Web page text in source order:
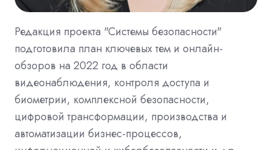
Редакция проекта "Системы безопасности"
подготовила план ключевых тем и онлайн-
обзоров на 2022 год в области
видеонаблюдения, контроля доступа и
биометрии, комплексной безопасности,
цифровой трансформации, производства и
автоматизации бизнес-процессов,